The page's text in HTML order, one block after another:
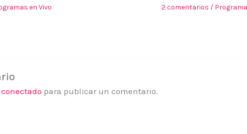
en Vivo 2 comentarios /
conectado para publicar un comentario.